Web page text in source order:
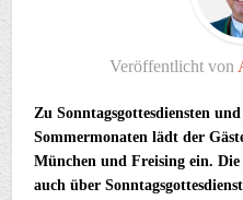
Veröffentlicht von
Zu Sonntagsgottesdiensten
Sommermonaten lädt der
München und Freising ein.
auch über